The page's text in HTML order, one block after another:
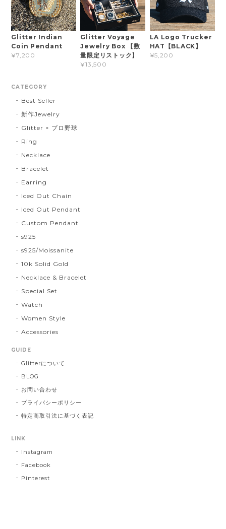
Glitter Indian
Coin Pendant
¥7,200
Glitter Voyage
Jewelry Box 【数
量限定リストック】
¥13,500
LA Logo Trucker
HAT【BLACK】
¥5,200
CATEGORY
Best Seller
新作Jewelry
Glitter × プロ野球
Ring
Necklace
Bracelet
Earring
Iced Out Chain
Iced Out Pendant
Custom Pendant
s925
s925/Moissanite
10k Solid Gold
Necklace & Bracelet
Special Set
Watch
Women Style
Accessories
GUIDE
Glitterについて
BLOG
お問い合わせ
プライバシーポリシー
特定商取引法に基づく表記
LINK
Instagram
Facebook
Pinterest